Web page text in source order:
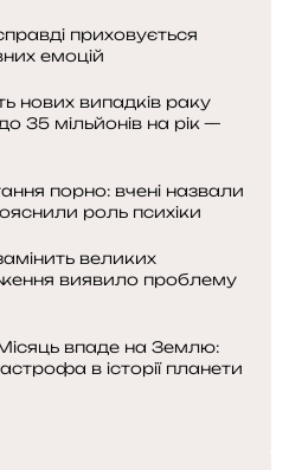
приховується
емоцій
нових випадків раку
35 мільйонів на рік —
порно: вчені назвали
роль психіки
великих
виявило проблему
впаде на Землю:
в історії планети